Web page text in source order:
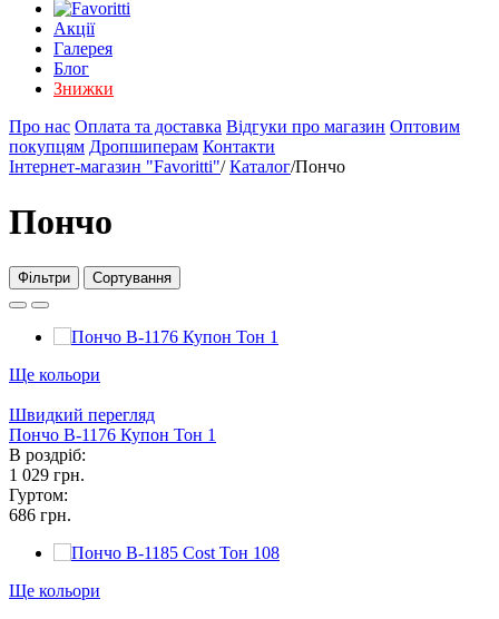
Акції
Галерея
Блог
Знижки
Про нас Оплата та доставка Відгуки про магазин Оптовим
покупцям Дропшиперам Контакти
Інтернет-магазин "Favoritti"/ Каталог/Пончо
Пончо
Фільтри Сортування
Ще кольори
Швидкий перегляд
Пончо В-1176 Купон Тон 1
В роздріб:
1 029 грн.
Гуртом:
686 грн.
Ще кольори